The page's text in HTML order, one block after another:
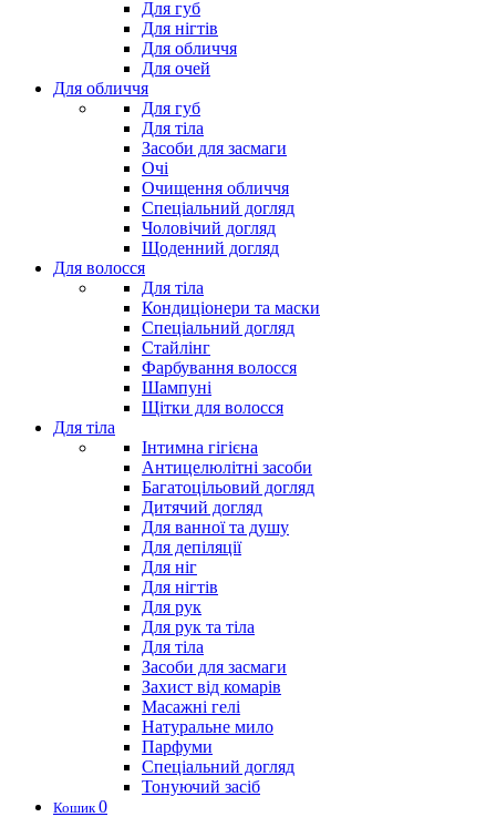
Для губ
Для нігтів
Для обличчя
Для очей
Для обличчя
Для губ
Для тіла
Засоби для засмаги
Очі
Очищення обличчя
Спеціальний догляд
Чоловічий догляд
Щоденний догляд
Для волосся
Для тіла
Кондиціонери та маски
Спеціальний догляд
Стайлінг
Фарбування волосся
Шампуні
Щітки для волосся
Для тіла
Інтимна гігієна
Антицелюлітні засоби
Багатоцільовий догляд
Дитячий догляд
Для ванної та душу
Для депіляції
Для ніг
Для нігтів
Для рук
Для рук та тіла
Для тіла
Засоби для засмаги
Захист від комарів
Масажні гелі
Натуральне мило
Парфуми
Спеціальний догляд
Тонуючий засіб
Кошик 0